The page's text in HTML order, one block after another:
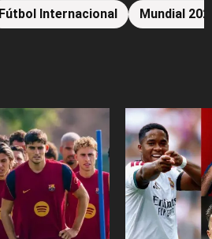
Fútbol Internacional Mundial